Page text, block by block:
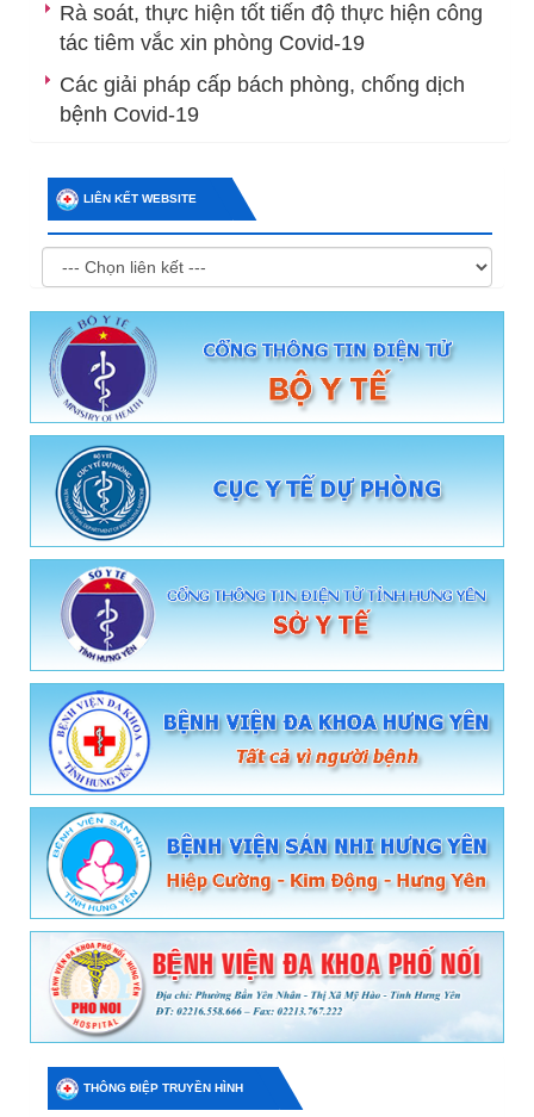
Rà soát, thực hiện tốt tiến độ thực hiện công
tác tiêm vắc xin phòng Covid-19
Các giải pháp cấp bách phòng, chống dịch
bệnh Covid-19
LIÊN KẾT WEBSITE
THÔNG ĐIỆP TRUYỀN HÌNH